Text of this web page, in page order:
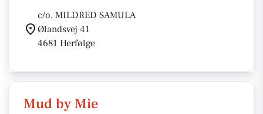
c/o. MILDRED SAMULA
Ølandsvej 41
4681 Herfølge
Mud by Mie